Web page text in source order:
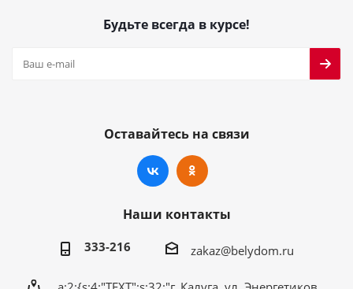
Будьте всегда в курсе!
Оставайтесь на связи
Наши контакты
333-216 zakaz@belydom.ru